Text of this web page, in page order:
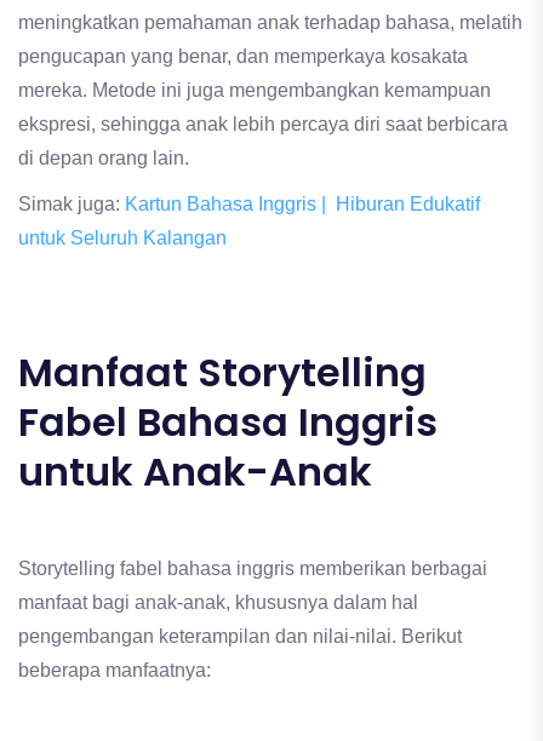
meningkatkan pemahaman anak terhadap bahasa, melatih
pengucapan yang benar, dan memperkaya kosakata
mereka. Metode ini juga mengembangkan kemampuan
ekspresi, sehingga anak lebih percaya diri saat berbicara
di depan orang lain.
Simak juga: Kartun Bahasa Inggris | Hiburan Edukatif
untuk Seluruh Kalangan
Manfaat Storytelling
Fabel Bahasa Inggris
untuk Anak-Anak
Storytelling fabel bahasa inggris memberikan berbagai
manfaat bagi anak-anak, khususnya dalam hal
pengembangan keterampilan dan nilai-nilai. Berikut
beberapa manfaatnya: